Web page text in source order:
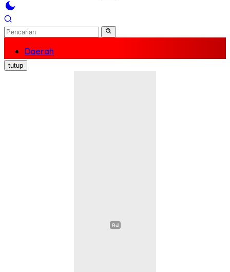
Daerah
Nasional
Politik
tutup